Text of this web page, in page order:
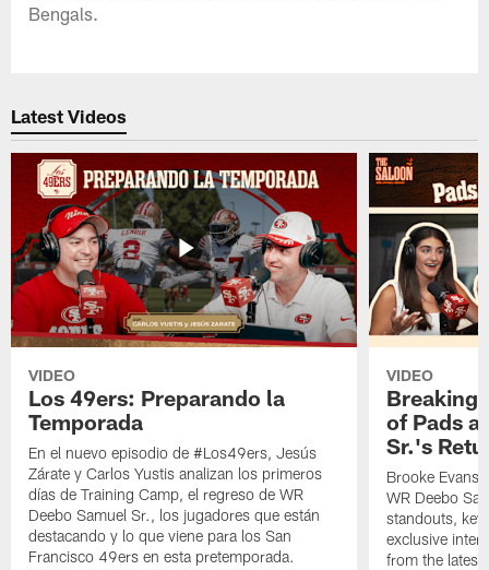
Bengals.
Latest Videos
VIDEO
Los 49ers: Preparando la
Temporada
En el nuevo episodio de #Los49ers, Jesús
Zárate y Carlos Yustis analizan los primeros
días de Training Camp, el regreso de WR
Deebo Samuel Sr., los jugadores que están
destacando y lo que viene para los San
Francisco 49ers en esta pretemporada.
VIDEO
Breaking
of Pads
Sr.'s
Brooke Evans
WR Deebo
standouts,
exclusive
from the latest